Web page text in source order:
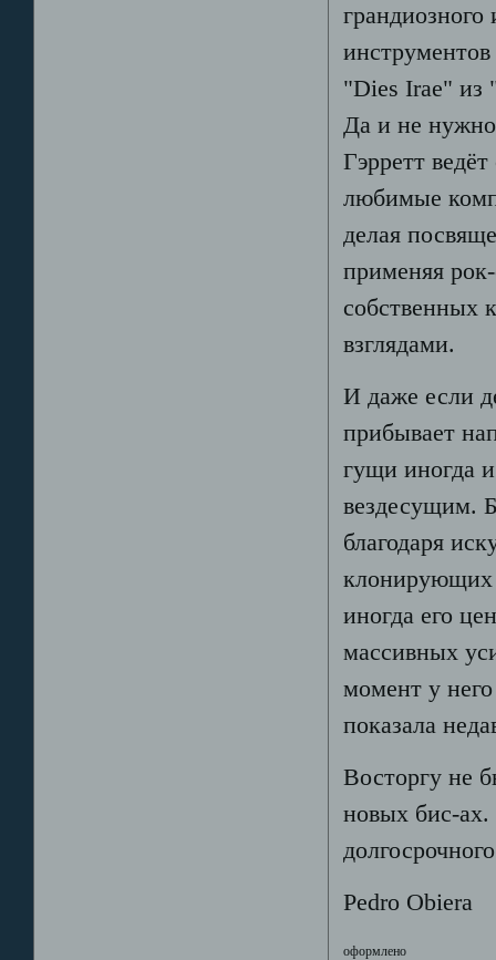
"Dies Irae" из
Да и не
Гэрретт
любимые
делая
применяя
собственных
взглядами.
И даже если
прибывает
гущи иногда
вездесущим.
благодаря
клонирующих
иногда его
массивных
момент у
показала
Восторгу не
новых бис-
Pedro Obiera
оформлено